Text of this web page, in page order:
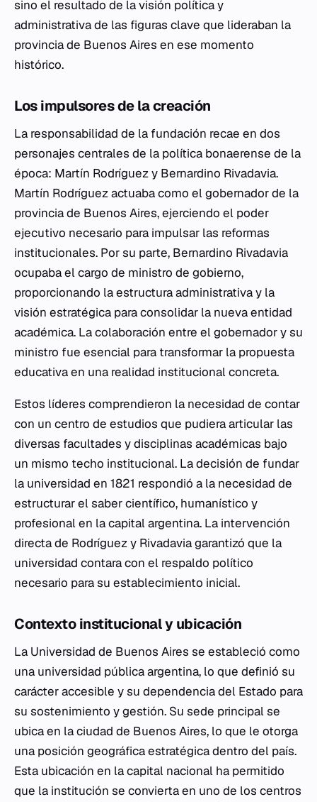
sino el resultado de la visión política y
administrativa de las figuras clave que lideraban la
provincia de Buenos Aires en ese momento
histórico.
Los impulsores de la creación
La responsabilidad de la fundación recae en dos
personajes centrales de la política bonaerense de la
época: Martín Rodríguez y Bernardino Rivadavia.
Martín Rodríguez actuaba como el gobernador de la
provincia de Buenos Aires, ejerciendo el poder
ejecutivo necesario para impulsar las reformas
institucionales. Por su parte, Bernardino Rivadavia
ocupaba el cargo de ministro de gobierno,
proporcionando la estructura administrativa y la
visión estratégica para consolidar la nueva entidad
académica. La colaboración entre el gobernador y su
ministro fue esencial para transformar la propuesta
educativa en una realidad institucional concreta.
Estos líderes comprendieron la necesidad de contar
con un centro de estudios que pudiera articular las
diversas facultades y disciplinas académicas bajo
un mismo techo institucional. La decisión de fundar
la universidad en 1821 respondió a la necesidad de
estructurar el saber científico, humanístico y
profesional en la capital argentina. La intervención
directa de Rodríguez y Rivadavia garantizó que la
universidad contara con el respaldo político
necesario para su establecimiento inicial.
Contexto institucional y ubicación
La Universidad de Buenos Aires se estableció como
una universidad pública argentina, lo que definió su
carácter accesible y su dependencia del Estado para
su sostenimiento y gestión. Su sede principal se
ubica en la ciudad de Buenos Aires, lo que le otorga
una posición geográfica estratégica dentro del país.
Esta ubicación en la capital nacional ha permitido
que la institución se convierta en uno de los centros